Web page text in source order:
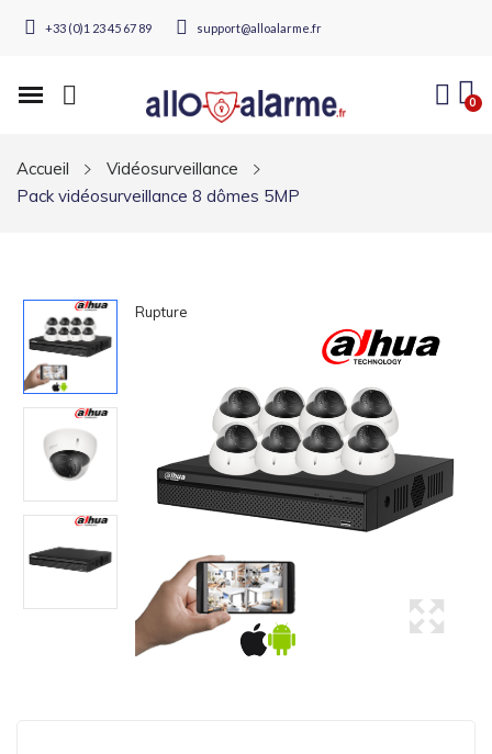
+33 (0)1 23 45 67 89 support@alloalarme.fr
Accueil
Vidéosurveillance
Pack vidéosurveillance 8 dômes 5MP
Rupture